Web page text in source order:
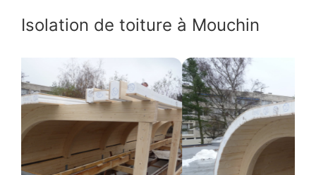
Isolation de toiture à Mouchin